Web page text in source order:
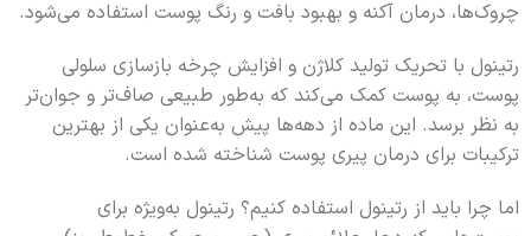
چروک‌ها، درمان آکنه و بهبود بافت و رنگ پوست استفاده می‌شود.
رتینول با تحریک تولید کلاژن و افزایش چرخه بازسازی سلولی
پوست، به پوست کمک می‌کند که به‌طور طبیعی صاف‌تر و جوان‌تر
به نظر برسد. این ماده از دهه‌ها پیش به‌عنوان یکی از بهترین
ترکیبات برای درمان پیری پوست شناخته شده است.
اما چرا باید از رتینول استفاده کنیم؟ رتینول به‌ویژه برای